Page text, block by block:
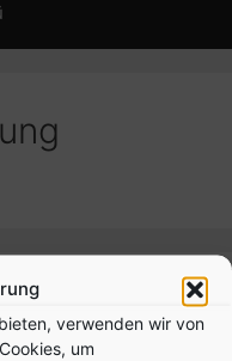
verwenden wir von
um